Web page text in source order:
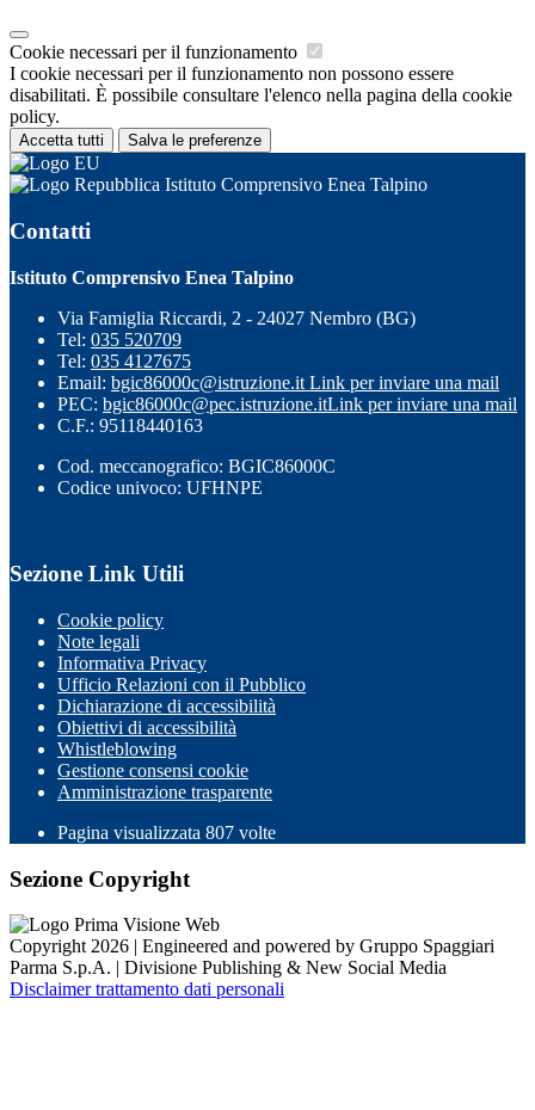
Cookie necessari per il funzionamento
I cookie necessari per il funzionamento non possono essere
disabilitati. È possibile consultare l'elenco nella pagina della cookie
policy.
Accetta tutti Salva le preferenze
Istituto Comprensivo Enea Talpino
Contatti
Istituto Comprensivo Enea Talpino
Via Famiglia Riccardi, 2 - 24027 Nembro (BG)
Tel: 035 520709
Tel: 035 4127675
Email: bgic86000c@istruzione.it Link per inviare una mail
PEC: bgic86000c@pec.istruzione.itLink per inviare una mail
C.F.: 95118440163
Cod. meccanografico: BGIC86000C
Codice univoco: UFHNPE
Sezione Link Utili
Cookie policy
Note legali
Informativa Privacy
Ufficio Relazioni con il Pubblico
Dichiarazione di accessibilità
Obiettivi di accessibilità
Whistleblowing
Gestione consensi cookie
Amministrazione trasparente
Pagina visualizzata 807 volte
Sezione Copyright
Copyright 2026 | Engineered and powered by Gruppo Spaggiari
Parma S.p.A. | Divisione Publishing & New Social Media
Disclaimer trattamento dati personali